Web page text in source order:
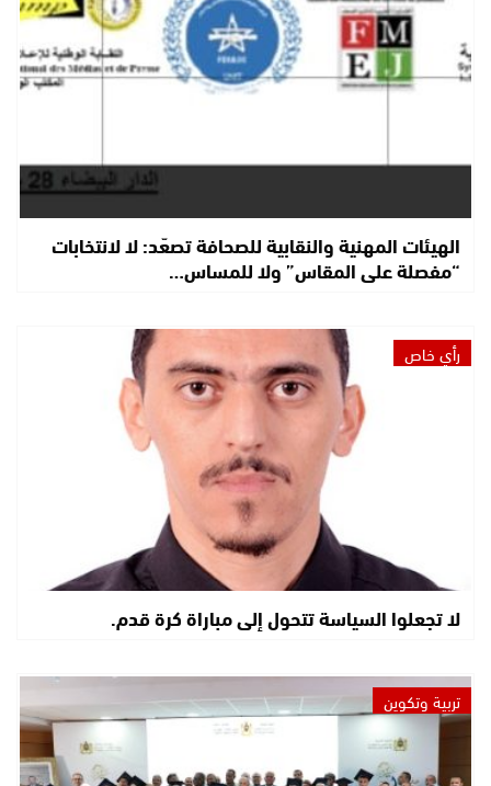
الهيئات المهنية والنقابية للصحافة تصعّد: لا لانتخابات
“مفصلة على المقاس” ولا للمساس…
رأي خاص
لا تجعلوا السياسة تتحول إلى مباراة كرة قدم.
تربية وتكوين